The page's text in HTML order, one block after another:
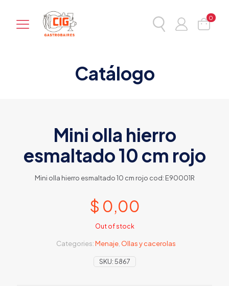
0
Catálogo
Mini olla hierro
esmaltado 10 cm rojo
Mini olla hierro esmaltado 10 cm rojo cod: E90001R
$ 0,00
Out of stock
SKU:5867
Categories:Menaje, Ollas y cacerolas